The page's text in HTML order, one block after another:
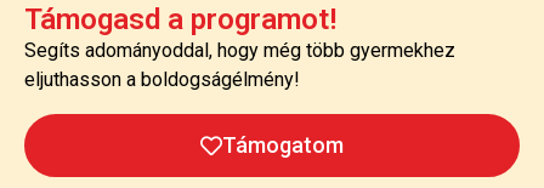
Támogasd a programot!
Segíts adományoddal, hogy még több gyermekhez
eljuthasson a boldogságélmény!
Támogatom